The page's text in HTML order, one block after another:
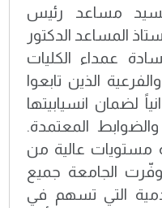
مساعد رئيس
المساعد الدكتور
عمداء الكليات
الذين تابعوا
لضمان انسيابيتها
المعتمدة.
مستويات عالية من
وفّرت الجامعة جميع
التي تسهم في